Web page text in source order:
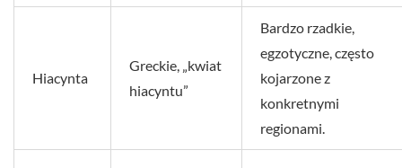
Hiacynta
Greckie, „kwiat
hiacyntu”
Bardzo rzadkie,
egzotyczne, często
kojarzone z
konkretnymi
regionami.